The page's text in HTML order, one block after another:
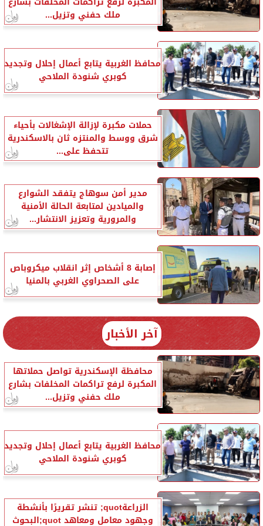
ملك حفني وتزيل...
محافظ الغربية يتابع أعمال إحلال وتجديد
كوبري شنودة الملاحي
حملات مكبرة لإزالة الإشغالات بأحياء
شرق ووسط والمنتزه ثان بالاسكندرية
تتحفظ على...
مدير أمن سوهاج يتفقد الشوارع
والميادين لمتابعة الحالة الأمنية
والمرورية وتعزيز الانتشار...
إصابة 8 أشخاص إثر انقلاب ميكروباص
على الصحراوي الغربي بالمنيا
آخر الأخبار
محافظة الإسكندرية تواصل حملاتها
المكبرة لرفع تراكمات المخلفات بشارع
ملك حفني وتزيل...
محافظ الغربية يتابع أعمال إحلال وتجديد
كوبري شنودة الملاحي
الزراعةquot; تنشر تقريرًا بأنشطة
وجهود معامل ومعاهد quot;البحوث